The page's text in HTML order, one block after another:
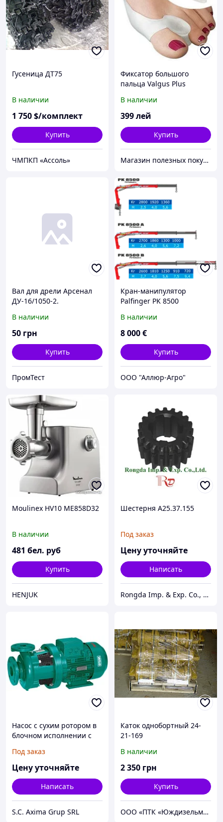
Гусеница ДТ75
В наличии
1 750$/комплект
Купить
ЧМПКП «Ассоль»
Фиксатор большого
пальца Valgus Plus
В наличии
399лей
Купить
Магазин полезных покупок "Goodbuy"
Вал для дрели Арсенал
ДУ-16/1050-2.
В наличии
50 грн
Купить
ПромТест
Кран-манипулятор
Palfinger PK 8500
В наличии
8 000€
Купить
ООО "Аллюр-Агро"
Moulinex HV10 ME858D32
В наличии
481 бел. руб
Купить
HENJUK
Шестерня А25.37.155
Под заказ
Цену уточняйте
Написать
Rongda Imp. & Exp. Co., Ltd.
Насос с сухим ротором в
блочном исполнении с
Серия Wilo CronoBloc BL
Под заказ
Цену уточняйте
Написать
S.C. Axima Grup SRL
Каток однобортный 24-
21-169
В наличии
2 350 грн
Купить
ООО «ПТК «Юждизельмаш»